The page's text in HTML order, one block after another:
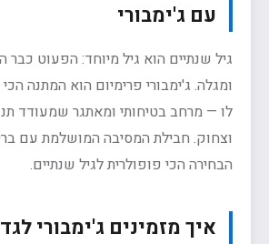
עם ג'ימבורי
גיל שנתיים הוא גיל מיוחד: הפעוט כבר
ומגלה. ג'ימבורי פרימיום הוא המתנה
לו — מרחב בטיחותי ומאתגר שמעודד
וצחוק. חבילת המסיבה המושלמת עם
הבחירה הכי פופולרית לגיל שנתיים.
איך מזמינים ג'ימבורי